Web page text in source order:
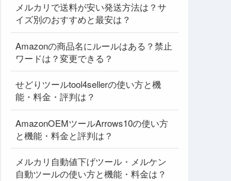
メルカリで送料が安い発送方法は？サ
イズ別のおすすめと最安は？
Amazonの商品名にルールはある？禁止
ワードは？変更できる？
せどりツールtool4sellerの使い方と機
能・料金・評判は？
AmazonOEMツールArrows10の使い方
と機能・料金と評判は？
メルカリ自動値下げツール・メルケン
自動ツールの使い方と機能・料金は？